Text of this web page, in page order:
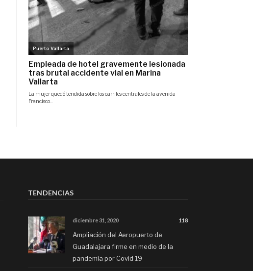
TENDENCIAS
diciembre 31, 2020 118
Ampliación del Aeropuerto de
Guadalajara firme en medio de la
pandemia por Covid 19